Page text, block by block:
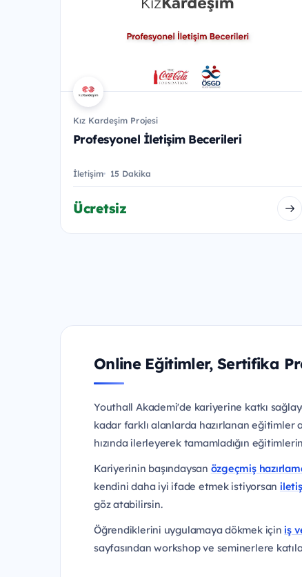
Kız Kardeşim Projesi
Profesyonel İletişim Becerileri
İletişim 15 Dakika
Ücretsiz
Online Eğitimler, Sertifika
Youthall Akademi'de kariyerine katkı
kadar farklı alanlarda hazırlanan eğitimler
hızında ilerleyerek tamamladığın
Kariyerinin başındaysan özgeçmiş
kendini daha iyi ifade etmek istiyorsan
göz atabilirsin.
Öğrendiklerini uygulamaya dökmek içiniş
sayfasından workshop ve seminerlere